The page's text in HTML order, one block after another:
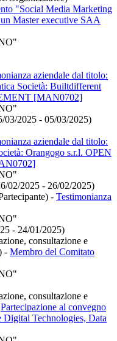
"Social Media Marketing
Master executive SAA
aziendale dal titolo:
Società: Builtdifferent
[MAN0702]
03/2025 - 05/03/2025)
aziendale dal titolo:
Orangogo s.r.l. OPEN
02/2025 - 26/02/2025)
- Testimonianza
- 24/01/2025)
consultazione e
- Membro del Comitato
consultazione e
Partecipazione al convegno
Technologies, Data